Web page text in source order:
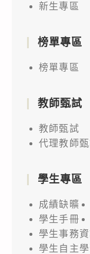
新生專區
榜單專區
榜單專區
教師甄試
教師甄試
代理教師
學生專區
成績缺曠
學生手冊
學生事務
學生自主